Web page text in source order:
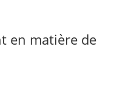
en matière de